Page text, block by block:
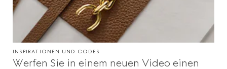
INSPIRATIONEN UND CODES
Werfen Sie in einem neuen Video einen